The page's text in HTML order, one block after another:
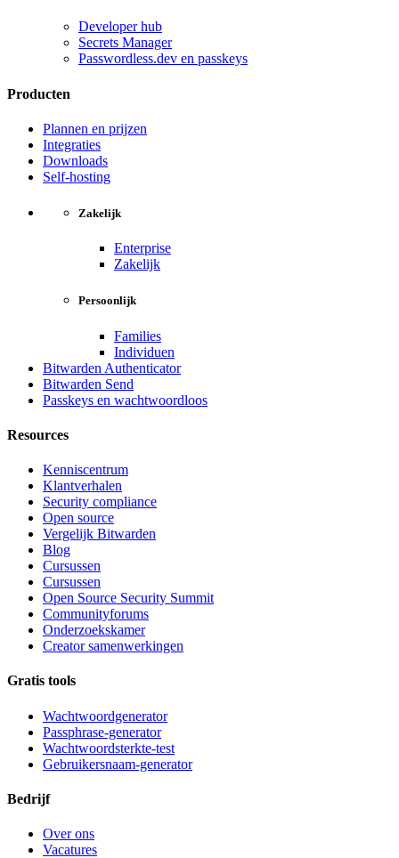
Developer hub
Secrets Manager
Passwordless.dev en passkeys
Producten
Plannen en prijzen
Integraties
Downloads
Self-hosting
Zakelijk
Enterprise
Zakelijk
Persoonlijk
Families
Individuen
Bitwarden Authenticator
Bitwarden Send
Passkeys en wachtwoordloos
Resources
Kenniscentrum
Klantverhalen
Security compliance
Open source
Vergelijk Bitwarden
Blog
Cursussen
Cursussen
Open Source Security Summit
Communityforums
Onderzoekskamer
Creator samenwerkingen
Gratis tools
Wachtwoordgenerator
Passphrase-generator
Wachtwoordsterkte-test
Gebruikersnaam-generator
Bedrijf
Over ons
Vacatures